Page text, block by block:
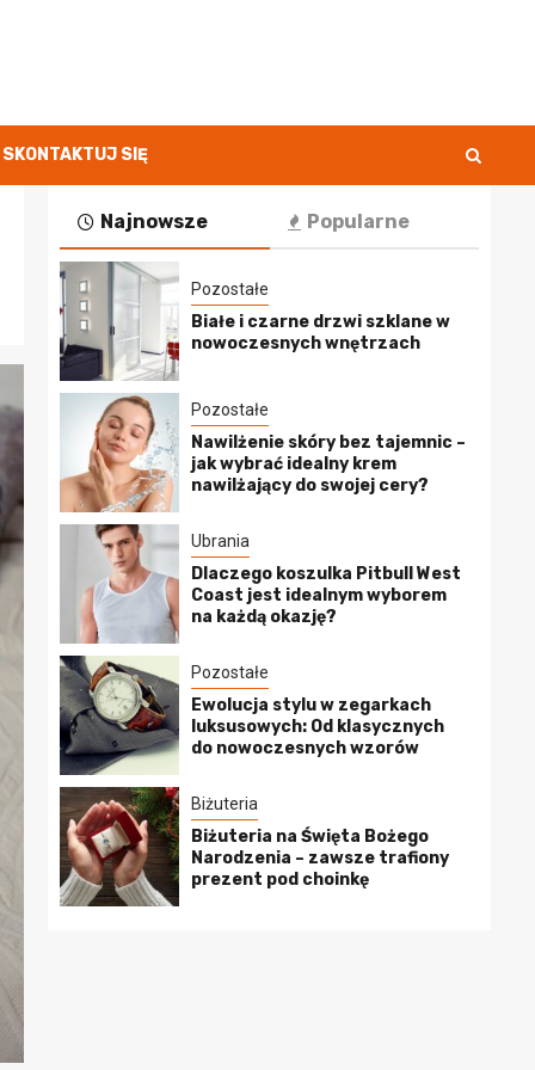
SKONTAKTUJ SIĘ
Najnowsze Popularne
Pozostałe
Białe i czarne drzwi szklane w
nowoczesnych wnętrzach
Pozostałe
Nawilżenie skóry bez tajemnic –
jak wybrać idealny krem
nawilżający do swojej cery?
Ubrania
Dlaczego koszulka Pitbull West
Coast jest idealnym wyborem
na każdą okazję?
Pozostałe
Ewolucja stylu w zegarkach
luksusowych: Od klasycznych
do nowoczesnych wzorów
Biżuteria
Biżuteria na Święta Bożego
Narodzenia – zawsze trafiony
prezent pod choinkę